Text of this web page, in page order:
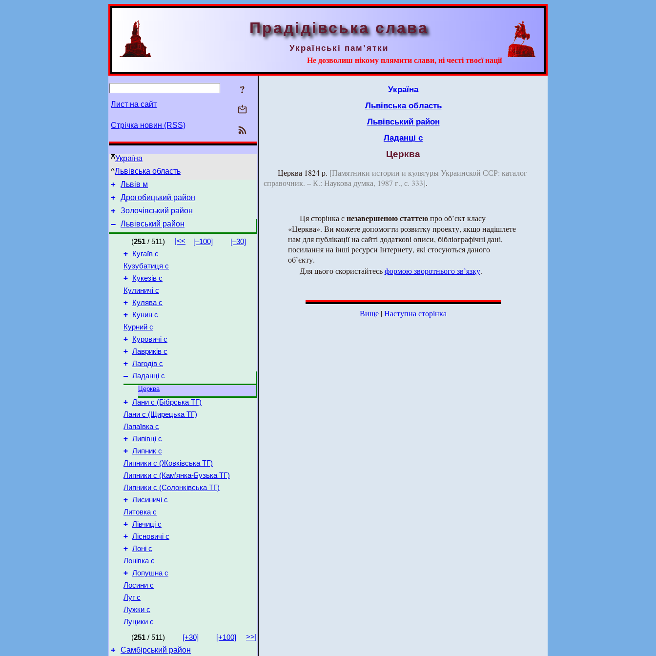
Прадідівська слава
Українські пам’ятки
Не дозволиш нікому плямити слави, ні честі твоєї нації
?
Лист на сайт
Стрічка новин (RSS)
^Україна
^Львівська область
+ Львів м
+ Дрогобицький район
+ Золочівський район
– Львівський район
(251 / 511) |<< [–100] [–30]
+
Кугаїв с
Кузубатиця с
+
Кукезів с
Кулиничі с
+ Кулява с
+
Кунин с
Курний с
+ Куровичі с
+ Лавриків с
+ Лагодів с
– Ладанці с
Церква
+ Лани с (Бібрська ТГ)
Лани с (Щирецька ТГ)
Лапаївка с
+ Липівці с
+ Липник с
Липники с (Жовківська ТГ)
Липники с (Кам’янка-Бузька ТГ)
Липники с (Солонківська ТГ)
+ Лисиничі с
Литовка с
+ Лівчиці с
+ Лісновичі с
+ Лоні с
Лонівка с
+ Лопушна с
Лосини с
Луг с
Лужки с
Луцики с
(251 / 511) [+30] [+100] >>|
+ Самбірський район
Україна
Львівська область
Львівський район
Ладанці с
Церква
Церква 1824 р. [Памятники истории и культуры Украинской ССР: каталог-
справочник. – К.: Наукова думка, 1987 г., с. 333].
Ця сторінка єнезавершеною статтеюпро об’єкт класу
«Церква». Ви можете допомогти розвитку проекту, якщо надішлете
нам для публікації на сайті додаткові описи, бібліографічні дані,
посилання на інші ресурси Інтернету, які стосуються даного
об’єкту.
Для цього скористайтесьформою зворотнього зв’язку.
Вище |Наступна сторінка